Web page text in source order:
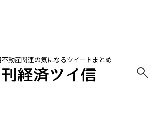
動産関連の気になるツイートまとめ